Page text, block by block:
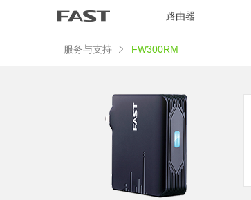
路由器
服务与支持 FW300RM